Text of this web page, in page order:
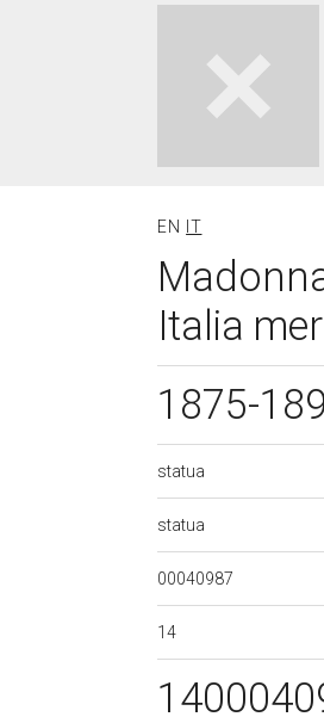
EN IT
Italia
1875-
statua
statua
00040987
14